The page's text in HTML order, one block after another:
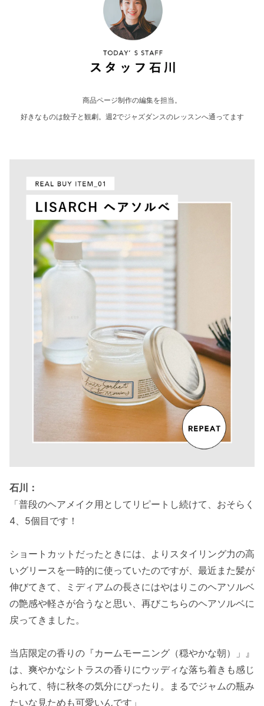
商品ページ制作の編集を担当。
好きなものは餃子と観劇。週2でジャズダンスのレッスンへ通ってます
石川：
「普段のヘアメイク用としてリピートし続けて、おそらく
4、5個目です！
ショートカットだったときには、よりスタイリング力の高
いグリースを一時的に使っていたのですが、最近また髪が
伸びてきて、ミディアムの長さにはやはりこのヘアソルベ
の艶感や軽さが合うなと思い、再びこちらのヘアソルベに
戻ってきました。
当店限定の香りの『カームモーニング（穏やかな朝）」』
は、爽やかなシトラスの香りにウッディな落ち着きも感じ
られて、特に秋冬の気分にぴったり。まるでジャムの瓶み
たいな見ためも可愛いんです」